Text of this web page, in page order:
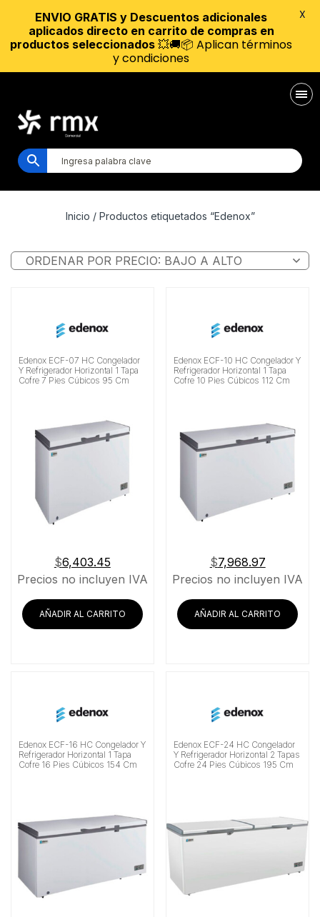
Inicio / Productos etiquetados “Edenox”
Edenox ECF-07 HC Congelador
Y Refrigerador Horizontal 1 Tapa
Cofre 7 Pies Cúbicos 95 Cm
$6,403.45
Precios no incluyen IVA
AÑADIR AL CARRITO
Edenox ECF-10 HC Congelador Y
Refrigerador Horizontal 1 Tapa
Cofre 10 Pies Cúbicos 112 Cm
$7,968.97
Precios no incluyen IVA
AÑADIR AL CARRITO
Edenox ECF-16 HC Congelador Y
Refrigerador Horizontal 1 Tapa
Cofre 16 Pies Cúbicos 154 Cm
Edenox ECF-24 HC Congelador
Y Refrigerador Horizontal 2 Tapas
Cofre 24 Pies Cúbicos 195 Cm
ENVIO GRATIS y Descuentos adicionales
aplicados directo en carrito de compras en
productos seleccionados 💥🚚📦 Aplican términos
y condiciones
X